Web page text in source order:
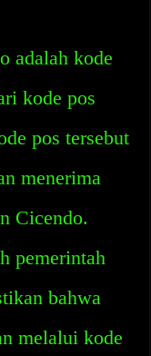
adalah kode
kode pos
pos tersebut
menerima
Cicendo.
pemerintah
bahwa
melalui kode